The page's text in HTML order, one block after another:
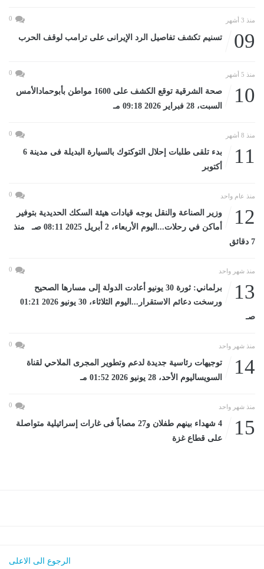
منذ 3 أشهر 0
09 تسنيم تكشف تفاصيل الرد الإيرانى على ترامب لوقف الحرب
منذ 5 أشهر 0
10
صحة الشرقية توقع الكشف على 1600 مواطن بأبوحمادالأمس
السبت، 28 فبراير 2026 09:18 مـ
منذ 8 أشهر 0
11
بدء تلقى طلبات إحلال التوكتوك بالسيارة البديلة فى مدينة 6
أكتوبر
منذ عام واحد 0
12
وزير الصناعة والنقل يوجه قيادات هيئة السكك الحديدية بتوفير
أماكن في رحلات...اليوم الأربعاء، 2 أبريل 2025 08:11 صـ منذ
7 دقائق
منذ شهر واحد 0
13
برلماني: ثورة 30 يونيو أعادت الدولة إلى مسارها الصحيح
ورسخت دعائم الاستقرار...اليوم الثلاثاء، 30 يونيو 2026 01:21
صـ
منذ شهر واحد 0
14
توجيهات رئاسية جديدة لدعم وتطوير المجرى الملاحي لقناة
السويساليوم الأحد، 28 يونيو 2026 01:52 مـ
منذ شهر واحد 0
15
4 شهداء بينهم طفلان و27 مصاباً فى غارات إسرائيلية متواصلة
على قطاع غزة
الرجوع الى الاعلى